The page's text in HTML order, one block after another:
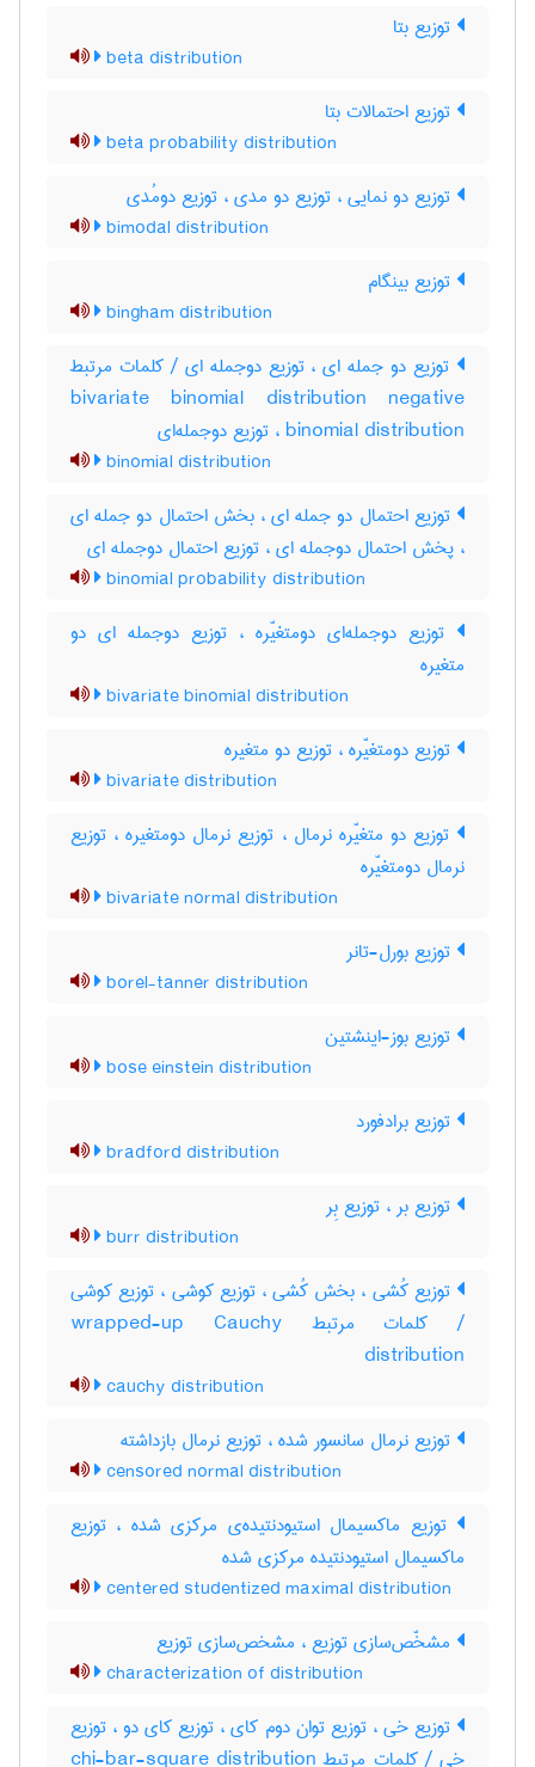
توزیع بتا
beta distribution
توزیع احتمالات بتا
beta probability distribution
توزیع دو نمایی ، توزیع دو مدی ، توزیع دومُدی
bimodal distribution
توزیع بینگام
bingham distribution
توزیع دو جمله ای ، توزیع دوجمله ای / کلمات مرتبط
bivariate binomial distribution negative
binomial distribution ، توزیع دوجمله‌ای
binomial distribution
توزیع احتمال دو جمله ای ، بخش احتمال دو جمله ای
، پخش احتمال دوجمله ای ، توزیع احتمال دوجمله ای
binomial probability distribution
توزیع دوجمله‌ای دومتغیّره ، توزیع دوجمله ای دو
متغیره
bivariate binomial distribution
توزیع دومتغیّره ، توزیع دو متغیره
bivariate distribution
توزیع دو متغیّره نرمال ، توزیع نرمال دومتغیره ، توزیع
نرمال دومتغیّره
bivariate normal distribution
توزیع بورل-تانر
borel-tanner distribution
توزیع بوز-اینشتین
bose einstein distribution
توزیع برادفورد
bradford distribution
توزیع بر ، توزیع بِر
burr distribution
توزیع کُشی ، بخش کُشی ، توزیع کوشی ، توزیع کوشی
/ کلمات مرتبط wrapped-up Cauchy
distribution
cauchy distribution
توزیع نرمال سانسور شده ، توزیع نرمال بازداشته
censored normal distribution
توزیع ماکسیمال استیودنتیده‌ی مرکزی شده ، توزیع
ماکسیمال استیودنتیده مرکزی شده
centered studentized maximal distribution
مشخّص‌سازی توزیع ، مشخص‌سازی توزیع
characterization of distribution
توزیع خی ، توزیع توان دوم کای ، توزیع کای دو ، توزیع
خی / کلمات مرتبط chi-bar-square distribution